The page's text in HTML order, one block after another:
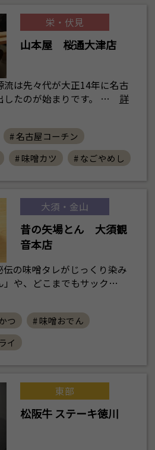
栄・伏見
山本屋 桜通大津店
は先々代が大正14年に名古
したのが始まりです。 …
詳
# 名古屋コーチン
# 味噌カツ # なごやめし
大須・金山
昔の矢場とん 大須観
音本店
の味噌タレがじっくり染み
」や、どこまでもサック…
つ
# 味噌おでん
イ
東部
松阪牛 ステーキ徳川